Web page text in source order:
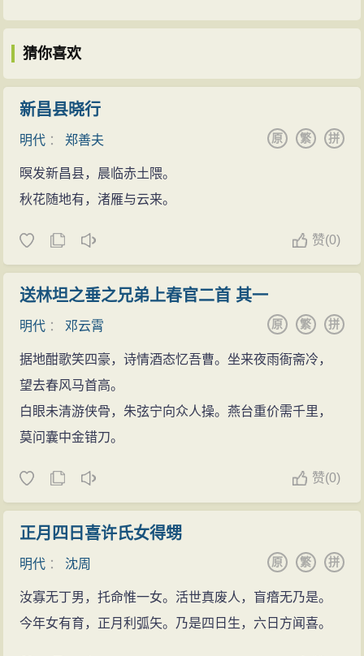
猜你喜欢
新昌县晓行
明代 ：郑善夫 拼
繁
原
暝发新昌县，晨临赤土隈。
秋花随地有，渚雁与云来。
赞(0)
送林坦之垂之兄弟上春官二首 其一
明代 ： 邓云霄 拼
繁
原
据地酣歌笑四豪，诗情酒态忆吾曹。坐来夜雨衙斋冷，
望去春风马首高。
白眼未清游侠骨，朱弦宁向众人操。燕台重价需千里，
莫问囊中金错刀。
赞(0)
正月四日喜许氏女得甥
明代 ： 沈周 拼
繁
原
汝寡无丁男，托命惟一女。活世真废人，盲瘖无乃是。
今年女有育，正月利弧矢。乃是四日生，六日方闻喜。